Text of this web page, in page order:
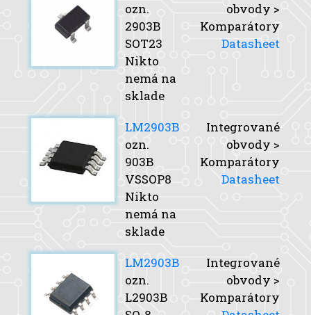
ozn.
2903B
SOT23
Nikto
nemá na
sklade
obvody >
Komparátory
Datasheet
LM2903B
ozn.
903B
VSSOP8
Nikto
nemá na
sklade
Integrované
obvody >
Komparátory
Datasheet
LM2903B
ozn.
L2903B
Integrované
obvody >
Komparátory